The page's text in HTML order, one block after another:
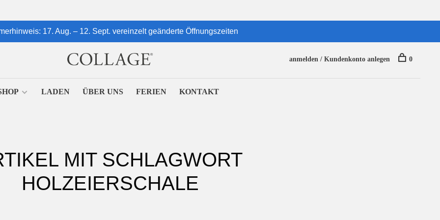
17. Aug. – 12. Sept. vereinzelt geänderte Öffnungszeiten
LADEN ÜBER UNS FERIEN KONTAKT
anmelden / Kundenkonto anlegen 0
MIT SCHLAGWORT
HOLZEIERSCHALE